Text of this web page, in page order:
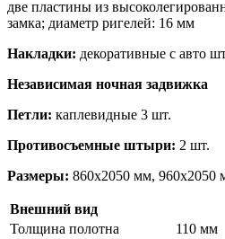
две пластины из
замка; диаметр ригелей: 16 мм
Накладки: декоративные с авто
Независимая ночная задвижка
Петли: каплевидные 3 шт.
Противосъемные штыри: 2 шт.
Размеры: 860х2050 мм, 960х2050
Внешний вид
Толщина полотна
110 мм